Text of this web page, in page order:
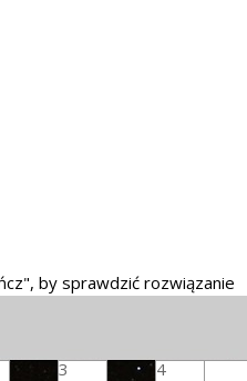
by sprawdzić rozwiązanie
3 4